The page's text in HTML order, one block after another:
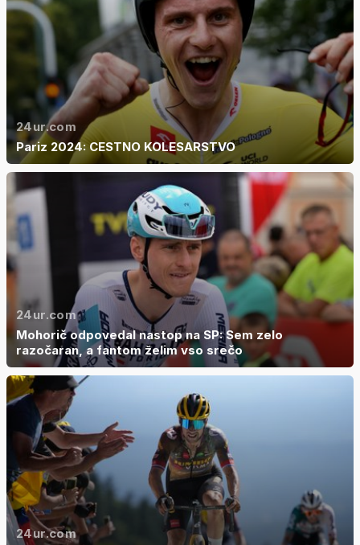
24ur.com
Pariz 2024: CESTNO KOLESARSTVO
24ur.com
Mohorič odpovedal nastop na SP: Sem zelo
razočaran, a fantom želim vso srečo
24ur.com